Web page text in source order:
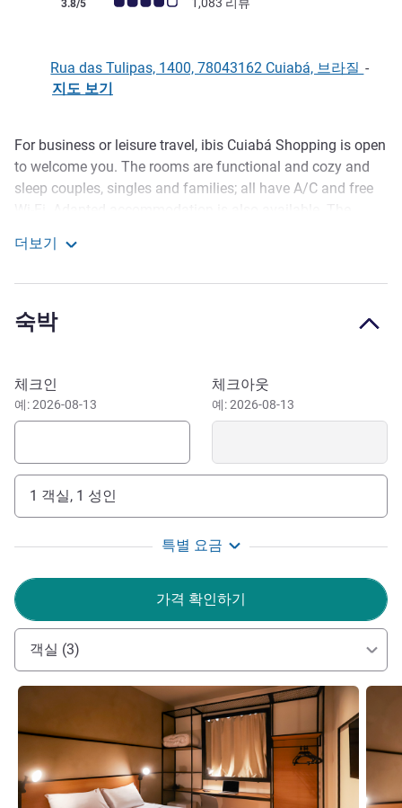
3.8/5
Rua das Tulipas, 1400, 78043162 Cuiabá, 브라질 -
지도 보기
호텔설명
For business or leisure travel, ibis Cuiabá Shopping is open
to welcome you. The rooms are functional and cozy and
sleep couples, singles and families; all have A/C and free
menu. All optional. There is a 24h bar, serving snacks and
If on a business trip, Pantanal Events Center, host to
Cuiabá Shopping. For soccer fans, the Pantanal arena is
only a 4-minute drive away. If you enjoy outdoor walks,
Bonifácia Mãe Park is a 5-minute drive from the hotel, and
Shopping Estação Cuiabá, a 5-minute drive from the hotel.
Whether for a short business trip or sightseeing, ibis
Cuiabá Shopping is perfect for your stay. Modern, cozy and
well located and at an affordable price. Looking for an ibis
Welcome to ibis Cuiabá Shopping! Perfect for the city,
our hotel infrastructure, modern design and excellent value
for money offers a unique experience for business or
leisure purposes.
Marcio Delgado 호텔 관리
더보기
숙박
이 호텔 예약하기
체크인
예: 2026-08-13
체크아웃
예: 2026-08-13
1 객실, 1 성인
특별 요금
가격 확인하기
객실 (3)
세부 정보 보기 세부